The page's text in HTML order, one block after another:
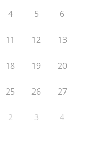
4 5 6
11 12 13
18 19 20
25 26 27
2 3 4